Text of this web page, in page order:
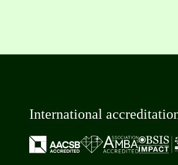
International